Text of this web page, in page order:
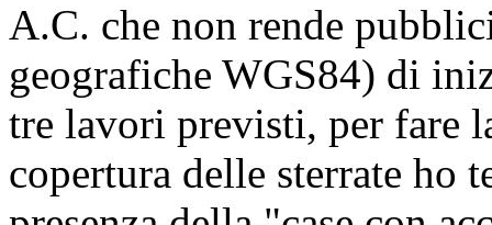
A.C. che non rende
geografiche WGS84) di
tre lavori previsti, per fare
copertura delle sterrate ho